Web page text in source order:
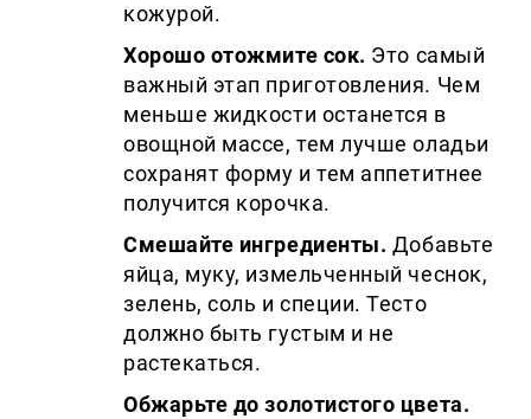
кожурой.
Хорошо отожмите сок. Это самый
важный этап приготовления. Чем
меньше жидкости останется в
овощной массе, тем лучше оладьи
сохранят форму и тем аппетитнее
получится корочка.
Смешайте ингредиенты. Добавьте
яйца, муку, измельченный чеснок,
зелень, соль и специи. Тесто
должно быть густым и не
растекаться.
Обжарьте до золотистого цвета.